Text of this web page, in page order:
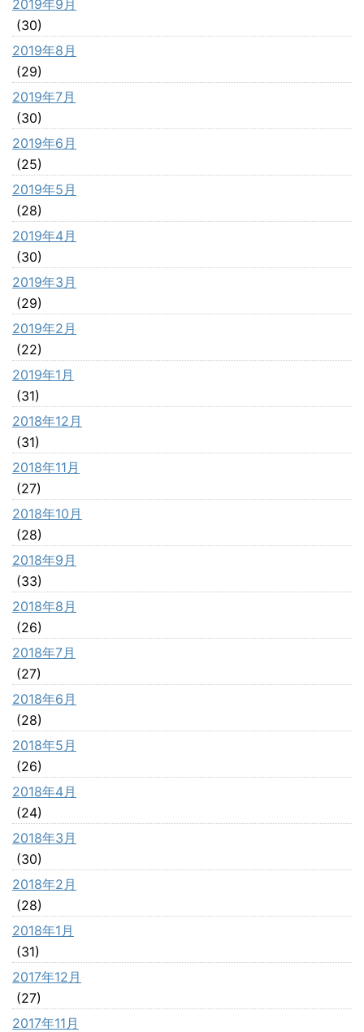
2019年9月
(30)
2019年8月
(29)
2019年7月
(30)
2019年6月
(25)
2019年5月
(28)
2019年4月
(30)
2019年3月
(29)
2019年2月
(22)
2019年1月
(31)
2018年12月
(31)
2018年11月
(27)
2018年10月
(28)
2018年9月
(33)
2018年8月
(26)
2018年7月
(27)
2018年6月
(28)
2018年5月
(26)
2018年4月
(24)
2018年3月
(30)
2018年2月
(28)
2018年1月
(31)
2017年12月
(27)
2017年11月